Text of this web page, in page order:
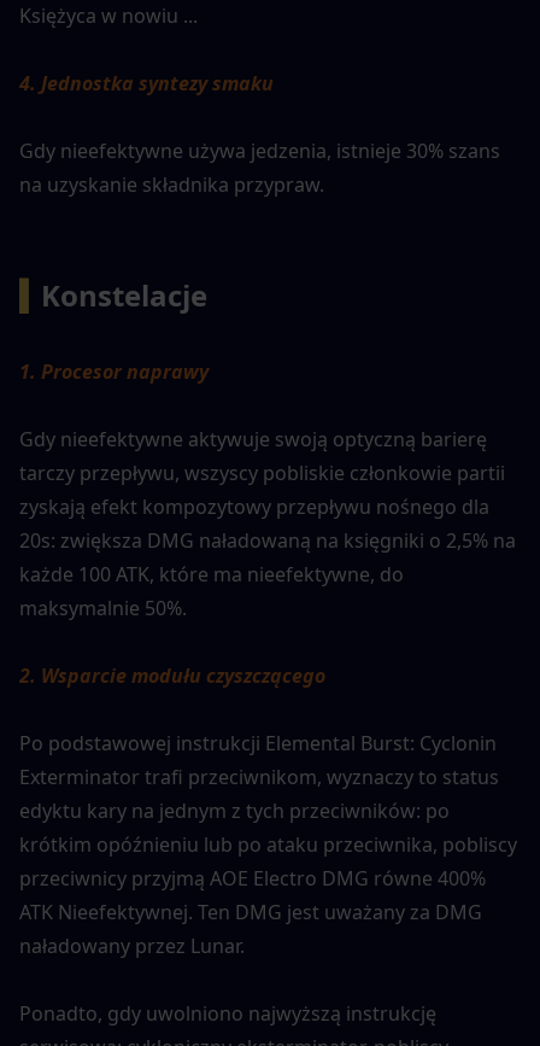
Księżyca w nowiu ...
4. Jednostka syntezy smaku
Gdy nieefektywne używa jedzenia, istnieje 30% szans
na uzyskanie składnika przypraw.
Konstelacje
1. Procesor naprawy
Gdy nieefektywne aktywuje swoją optyczną barierę
tarczy przepływu, wszyscy pobliskie członkowie partii
zyskają efekt kompozytowy przepływu nośnego dla
20s: zwiększa DMG naładowaną na księgniki o 2,5% na
każde 100 ATK, które ma nieefektywne, do
maksymalnie 50%.
2. Wsparcie modułu czyszczącego
Po podstawowej instrukcji Elemental Burst: Cyclonin
Exterminator trafi przeciwnikom, wyznaczy to status
edyktu kary na jednym z tych przeciwników: po
krótkim opóźnieniu lub po ataku przeciwnika, pobliscy
przeciwnicy przyjmą AOE Electro DMG równe 400%
ATK Nieefektywnej. Ten DMG jest uważany za DMG
naładowany przez Lunar.
Ponadto, gdy uwolniono najwyższą instrukcję